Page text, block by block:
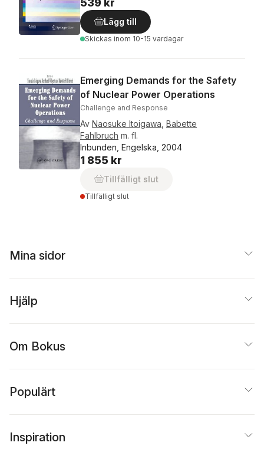
539 kr
Lägg till
Skickas inom 10-15 vardagar
Emerging Demands for the Safety
of Nuclear Power Operations
Challenge and Response
Av Naosuke Itoigawa Babette
Fahlbruch m. fl.
Inbunden, Engelska, 2004
1 855 kr
Tillfälligt slut
Tillfälligt slut
Mina sidor
Hjälp
Om Bokus
Populärt
Inspiration